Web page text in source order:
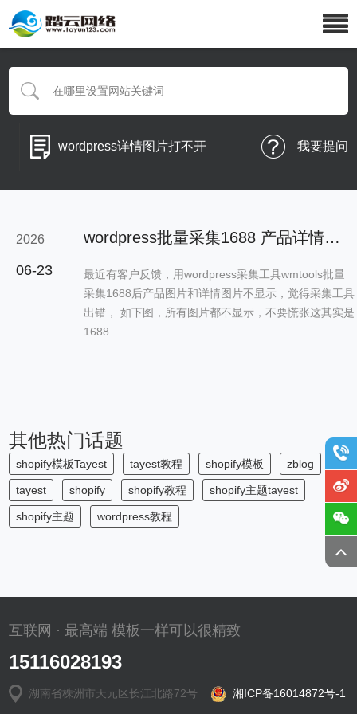
wordpress详情图片打不开 我要提问
2026
06-23
wordpress批量采集1688 产品详情图不显示问题
最近有客户反馈，用wordpress采集工具wmtools批量
采集1688后产品图片和详情图片不显示，觉得采集工具
出错， 如下图，所有图片都不显示，不要慌张这其实是
1688...
其他热门话题
shopify模板Tayest tayest教程 shopify模板 zblog
tayest shopify shopify教程 shopify主题tayest
shopify主题 wordpress教程
互联网 · 最高端 模板一样可以很精致
15116028193
湖南省株洲市天元区长江北路72号 湘ICP备16014872号-1